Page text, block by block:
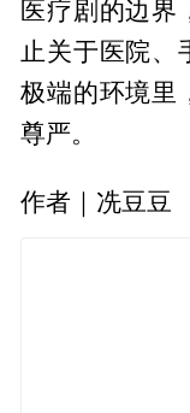
医疗剧的边界
止关于医院、
极端的环境里
尊严。
作者｜冼豆豆